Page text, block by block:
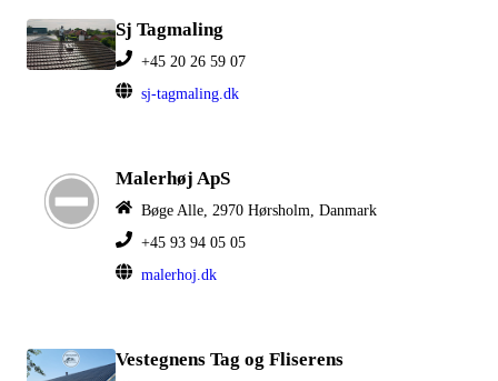
Sj Tagmaling
+45 20 26 59 07
sj-tagmaling.dk
Malerhøj ApS
Bøge Alle, 2970 Hørsholm, Danmark
+45 93 94 05 05
malerhoj.dk
Vestegnens Tag og Fliserens